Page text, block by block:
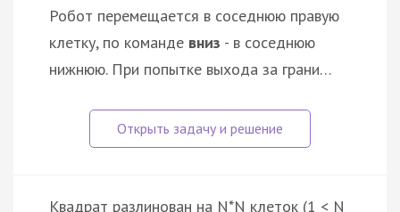
Робот перемещается в соседнюю правую
клетку, по команде вниз - в соседнюю
нижнюю. При попытке выхода за грани…
Квадрат разлинован на N*N клеток (1 < N